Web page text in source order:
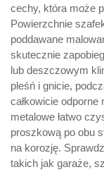
cechy, która może
Powierzchnie
poddawane
skutecznie
lub deszczowym
pleśń i gnicie,
całkowicie
metalowe łatwo
proszkową po obu
na korozję.
takich jak garaże,